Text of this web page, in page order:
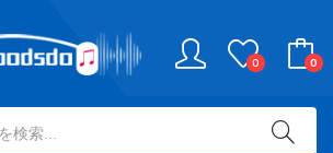
0 0